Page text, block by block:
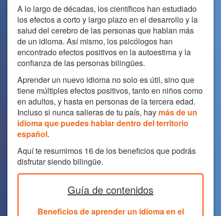
A lo largo de décadas, los científicos han estudiado
los efectos a corto y largo plazo en el desarrollo y la
salud del cerebro de las personas que hablan más
de un idioma. Así mismo, los psicólogos han
encontrado efectos positivos en la autoestima y la
confianza de las personas bilingües.
Aprender un nuevo idioma no solo es útil, sino que
tiene múltiples efectos positivos, tanto en niños como
en adultos, y hasta en personas de la tercera edad.
Incluso si nunca salieras de tu país, hay más de un
idioma que puedes hablar dentro del territorio
español.
Aquí te resumimos 16 de los beneficios que podrás
disfrutar siendo bilingüe.
Guía de contenidos
Beneficios de aprender un idioma en el